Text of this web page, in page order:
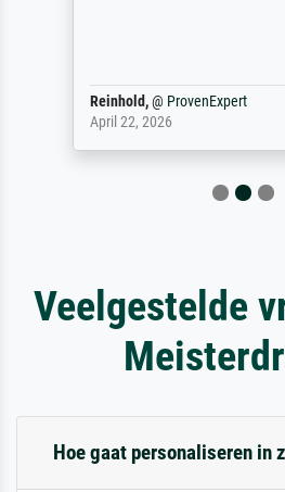
Reinhold,@ ProvenExpert
April 22, 2026
Veelgestelde
Hoe gaat personaliseren in